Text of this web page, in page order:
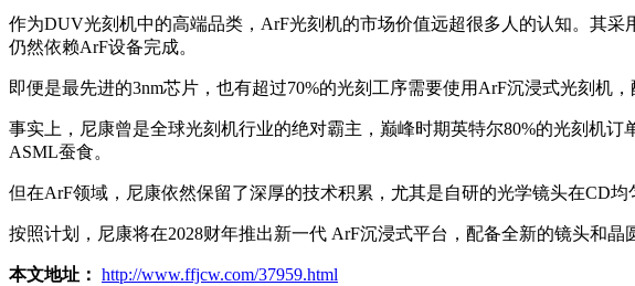
作为DUV光刻机中的高端品类，ArF光刻机的市场价值远超很多人的认知。其
仍然依赖ArF设备完成。
即便是最先进的3nm芯片，也有超过70%的光刻工序需要使用ArF沉浸式光刻机
事实上，尼康曾是全球光刻机行业的绝对霸主，巅峰时期英特尔80%的光刻机
ASML蚕食。
但在ArF领域，尼康依然保留了深厚的技术积累，尤其是自研的光学镜头在CD
按照计划，尼康将在2028财年推出新一代 ArF沉浸式平台，配备全新的镜头和晶
本文地址： http://www.ffjcw.com/37959.html